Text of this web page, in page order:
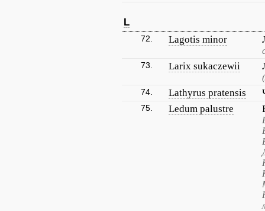
L
72. Lagotis minor
73. Larix sukaczewii
74. Lathyrus pratensis
75. Ledum palustre